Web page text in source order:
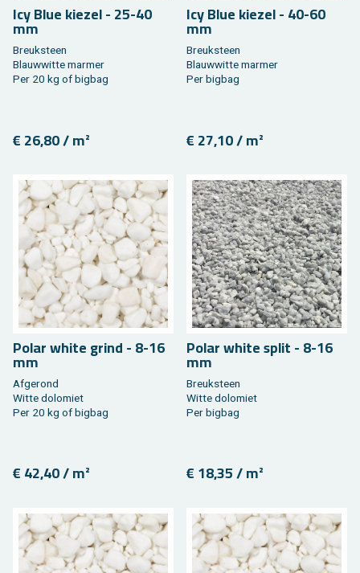
Icy Blue kie­zel - 25-40
mm
Breuk­steen
Blauw­wit­te mar­mer
Per 20 kg of big­bag
€ 26,80 / m²
Icy Blue kie­zel - 40-60
mm
Breuk­steen
Blauw­wit­te mar­mer
Per big­bag
€ 27,10 / m²
Polar white grind - 8-16
mm
Af­ge­rond
Witte do­lo­miet
Per 20 kg of big­bag
€ 42,40 / m²
Polar white split - 8-16
mm
Breuk­steen
Witte do­lo­miet
Per big­bag
€ 18,35 / m²